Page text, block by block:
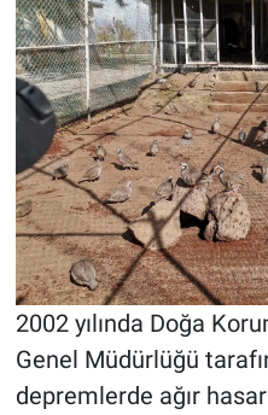
2002 yılında Doğa
Genel Müdürlüğü
depremlerde ağır